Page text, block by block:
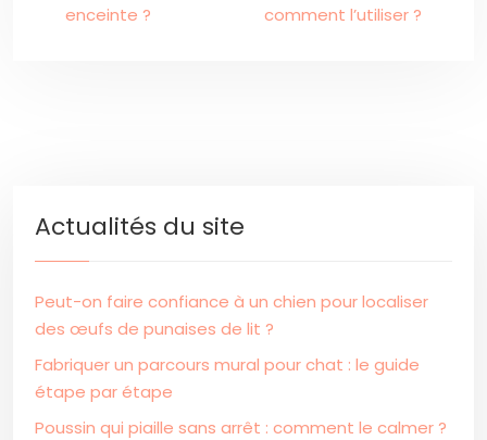
enceinte ?
comment l’utiliser ?
Actualités du site
Peut-on faire confiance à un chien pour localiser
des œufs de punaises de lit ?
Fabriquer un parcours mural pour chat : le guide
étape par étape
Poussin qui piaille sans arrêt : comment le calmer ?